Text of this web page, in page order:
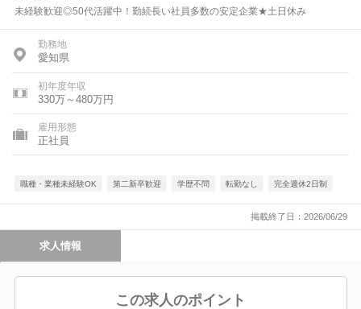
未経験歓迎◎50代活躍中！勤続長い社員多数の安定企業★土日休み
勤務地
愛知県
初年度年収
330万～480万円
雇用形態
正社員
職種・業種未経験OK 第二新卒歓迎 学歴不問 転勤なし 完全週休2日制
掲載終了日：2026/06/29
求人情報
この求人のポイント